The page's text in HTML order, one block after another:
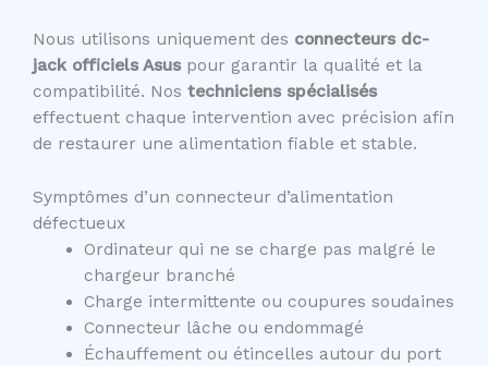
Nous utilisons uniquement des connecteurs dc-
jack officiels Asuspour garantir la qualité et la
compatibilité. Nos techniciens spécialisés
effectuent chaque intervention avec précision afin
de restaurer une alimentation fiable et stable.
Symptômes d’un connecteur d’alimentation
défectueux
Ordinateur qui ne se charge pas malgré le
chargeur branché
Charge intermittente ou coupures soudaines
Connecteur lâche ou endommagé
Échauffement ou étincelles autour du port